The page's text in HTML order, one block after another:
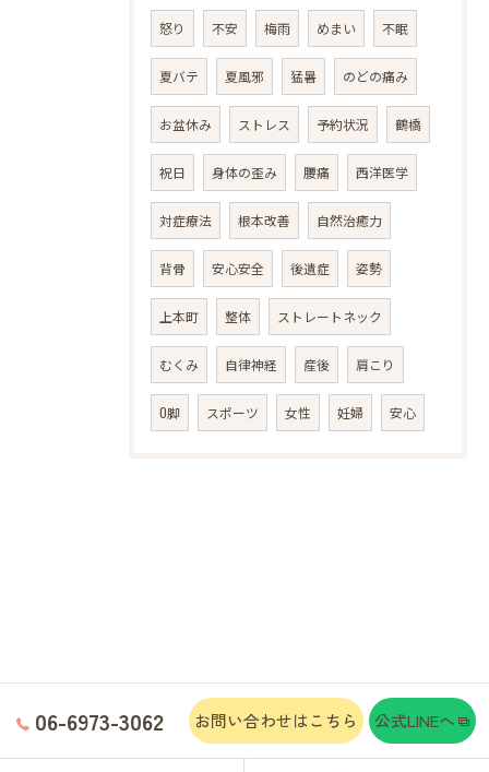
怒り 不安 梅雨 めまい 不眠
夏バテ 夏風邪 猛暑 のどの痛み
お盆休み ストレス 予約状況 鶴橋
祝日 身体の歪み 腰痛 西洋医学
対症療法 根本改善 自然治癒力
背骨 安心安全 後遺症 姿勢
上本町 整体 ストレートネック
むくみ 自律神経 産後 肩こり
O脚 スポーツ 女性 妊婦 安心
06-6973-3062 お問い合わせはこちら 公式LINEへ